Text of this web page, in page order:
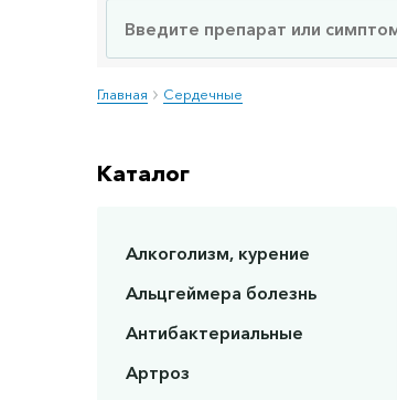
Главная Сердечные
Каталог
Алкоголизм, курение
Альцгеймера болезнь
Антибактериальные
Артроз